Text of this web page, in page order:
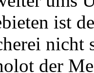
ist
nicht
der